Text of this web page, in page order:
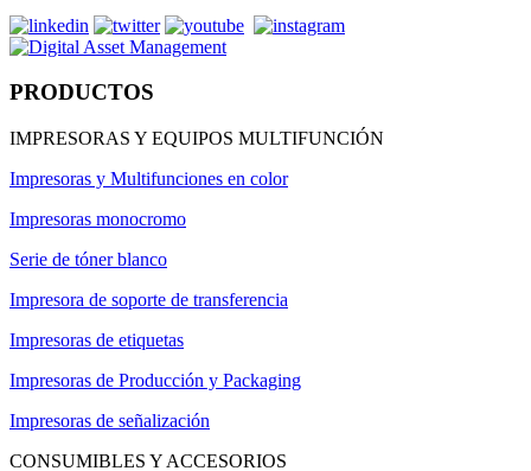
PRODUCTOS
IMPRESORAS Y EQUIPOS MULTIFUNCIÓN
Impresoras y Multifunciones en color
Impresoras monocromo
Serie de tóner blanco
Impresora de soporte de transferencia
Impresoras de etiquetas
Impresoras de Producción y Packaging
Impresoras de señalización
CONSUMIBLES Y ACCESORIOS